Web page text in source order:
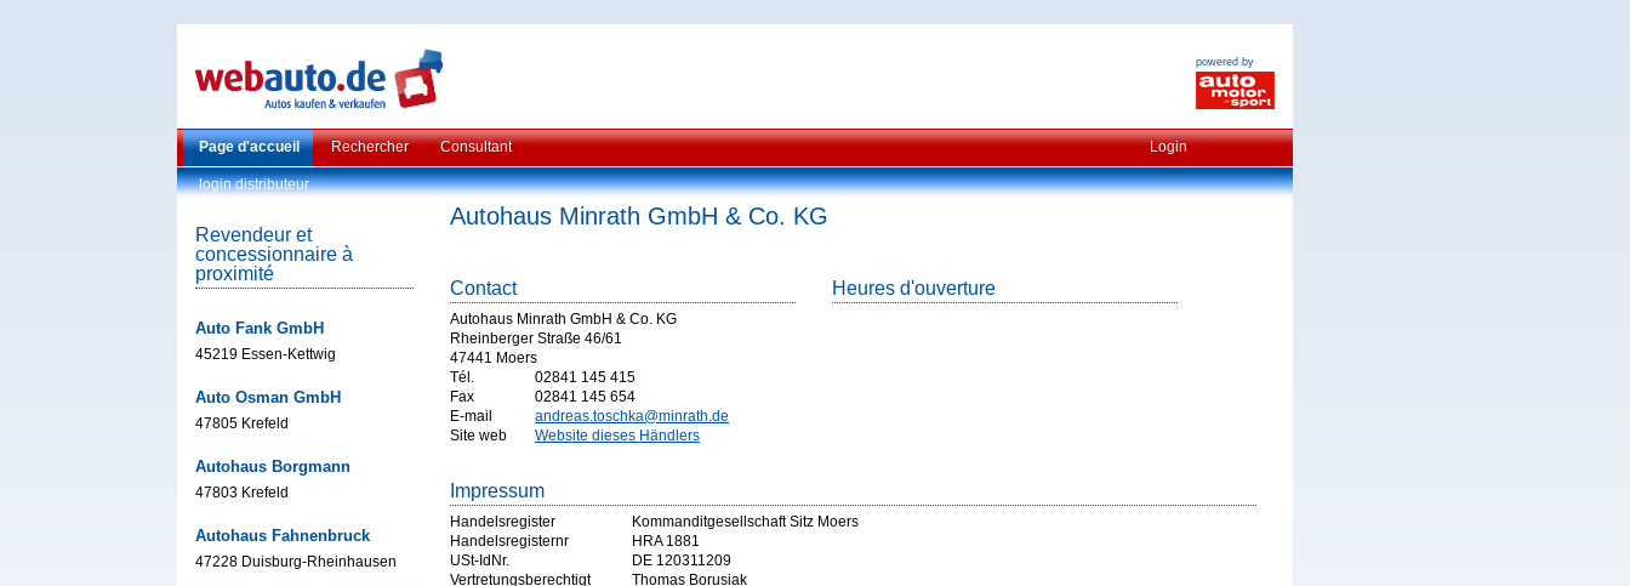
powered by
Page d'accueil Rechercher Consultant Login
login distributeur
Revendeur et
concessionnaire à
proximité
Auto Fank GmbH
45219 Essen-Kettwig
Auto Osman GmbH
47805 Krefeld
Autohaus Borgmann
47803 Krefeld
Autohaus Fahnenbruck
47228 Duisburg-Rheinhausen
Autohaus Minrath GmbH & Co. KG
Contact
Autohaus Minrath GmbH & Co. KG
Rheinberger Straße 46/61
47441 Moers
Tél.
02841 145 415
Fax
02841 145 654
E-mail
andreas.toschka@minrath.de
Site web
Website dieses Händlers
Heures d'ouverture
Impressum
Handelsregister
Kommanditgesellschaft Sitz Moers
Handelsregisternr
HRA 1881
USt-IdNr.
DE 120311209
Vertretungsberechtigt
Thomas Borusiak